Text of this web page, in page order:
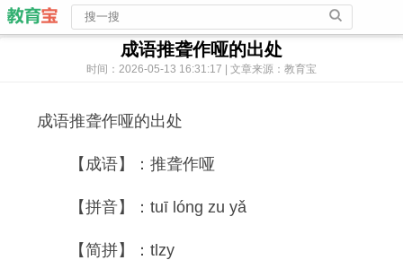
成语推聋作哑的出处
时间：2026-05-13 16:31:17 | 文章来源：教育宝
成语推聋作哑的出处
【成语】：推聋作哑
【拼音】：tuī lóng zu yǎ
【简拼】：tlzy